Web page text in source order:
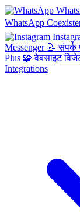
WhatsApp
Messenger 📝 संपर्क
Plus 🧩 वेबसाइट
Integrations